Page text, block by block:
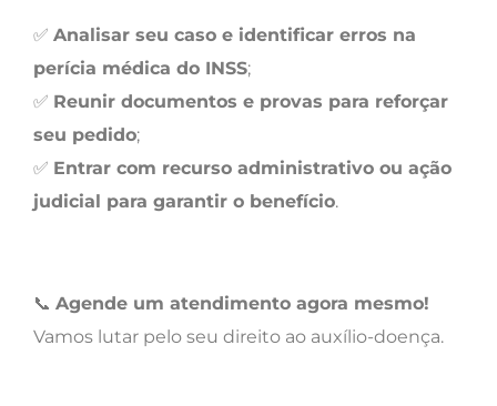
✅ Analisar seu caso e identificar erros na
perícia médica do INSS;
✅ Reunir documentos e provas para reforçar
seu pedido;
✅ Entrar com recurso administrativo ou ação
judicial para garantir o benefício.
📞 Agende um atendimento agora mesmo!
Vamos lutar pelo seu direito ao auxílio-doença.